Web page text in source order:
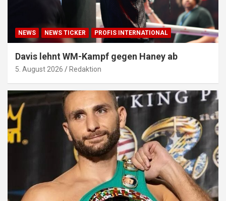
NEWS NEWS TICKER PROFIS INTERNATIONAL
Davis lehnt WM-Kampf gegen Haney ab
5. August 2026 Redaktion